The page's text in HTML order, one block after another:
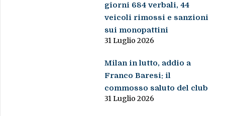
giorni 684 verbali, 44
veicoli rimossi e sanzioni
sui monopattini
31 Luglio 2026
Milan in lutto, addio a
Franco Baresi: il
commosso saluto del club
31 Luglio 2026